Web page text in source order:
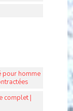
pour homme
complet |